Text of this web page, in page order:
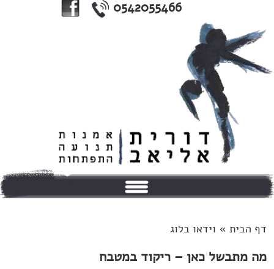
0542055466
טיפולים
דף הבית » וידאו בלוג
מה מתבשל כאן – ריקוד במטבח